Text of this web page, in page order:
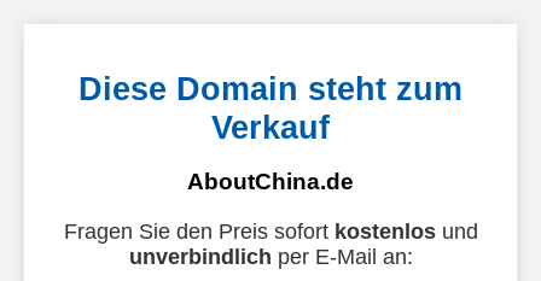
Diese Domain steht zum
Verkauf
AboutChina.de
Fragen Sie den Preis sofort kostenlosund
unverbindlich per E-Mail an: